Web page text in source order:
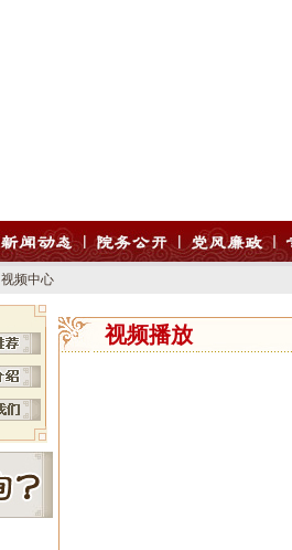
视频中心
视频播放